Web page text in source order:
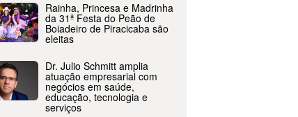
Rainha, Princesa e Madrinha
da 31ª Festa do Peão de
Boiadeiro de Piracicaba são
eleitas
Dr. Julio Schmitt amplia
atuação empresarial com
negócios em saúde,
educação, tecnologia e
serviços